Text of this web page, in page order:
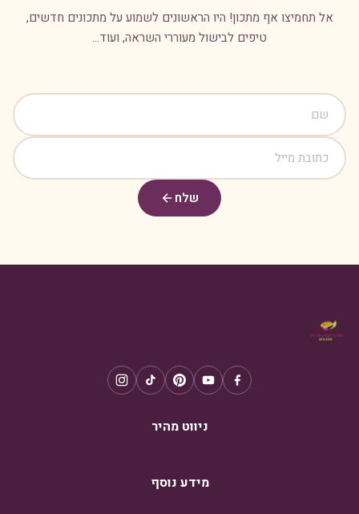
אל תחמיצו אף מתכון! היו הראשונים לשמוע על מתכונים חדשים,
טיפים לבישול מעוררי השראה, ועוד...
שלח
ניווט מהיר
מידע נוסף